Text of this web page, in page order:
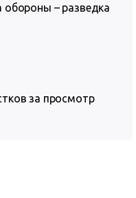
– разведка
за просмотр